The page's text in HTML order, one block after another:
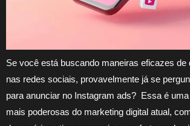
Se você está buscando maneiras eficazes de
nas redes sociais, provavelmente já se
para anunciar no Instagram ads? Essa é
mais poderosas do marketing digital atual,